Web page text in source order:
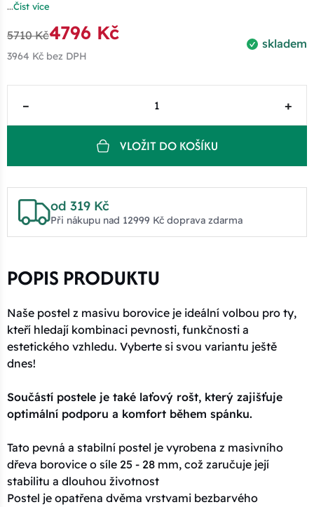
...Číst více
skladem
5710 Kč4796 Kč
3964 Kč bez DPH
– +
VLOŽIT DO KOŠÍKU
od 319 Kč
Při nákupu nad 12999 Kč doprava zdarma
POPIS PRODUKTU
Naše postel z masivu borovice je ideální volbou pro ty,
kteří hledají kombinaci pevnosti, funkčnosti a
estetického vzhledu. Vyberte si svou variantu ještě
dnes!
Součástí postele je také laťový rošt, který zajišťuje
optimální podporu a komfort během spánku.
Tato pevná a stabilní postel je vyrobena z masivního
dřeva borovice o síle 25 - 28 mm, což zaručuje její
stabilitu a dlouhou životnost
Postel je opatřena dvěma vrstvami bezbarvého